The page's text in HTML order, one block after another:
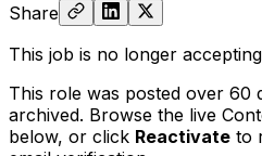
Share
This job is no longer
This role was posted over 60
archived. Browse the live
below, or click Reactivate to